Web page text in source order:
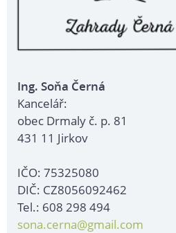
Ing. Soňa Černá
Kancelář:
obec Drmaly č. p. 81
431 11 Jirkov
IČO: 75325080
DIČ: CZ8056092462
Tel.: 608 298 494
sona.cerna@gmail.com